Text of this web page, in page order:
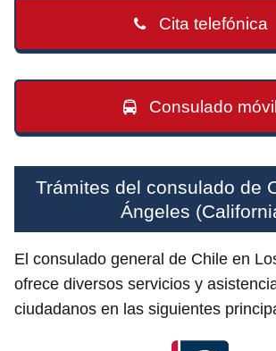
Cita telefónica
Consulado móvil
Trámites del consulado de
Ángeles
El consulado general de Chile en
ofrece diversos servicios y
ciudadanos en las siguientes